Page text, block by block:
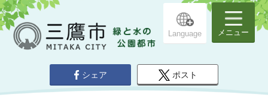
Language メニュー
シェア ポスト